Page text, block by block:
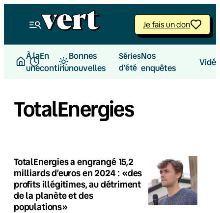
Je fais un don
À la
une
En
continu
Bonnes
nouvelles
Séries
d’été
Nos
enquêtes
TotalEnergies
TotalEnergies a engrangé 15,2
milliards d’euros en 2024 : «des
profits illégitimes, au détriment
de la planète et des
populations»